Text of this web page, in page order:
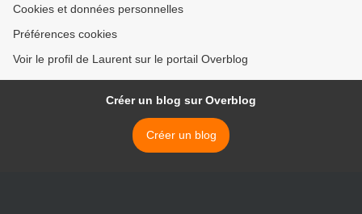
Cookies et données personnelles
Préférences cookies
Voir le profil de Laurent sur le portail Overblog
Créer un blog sur Overblog
Créer un blog